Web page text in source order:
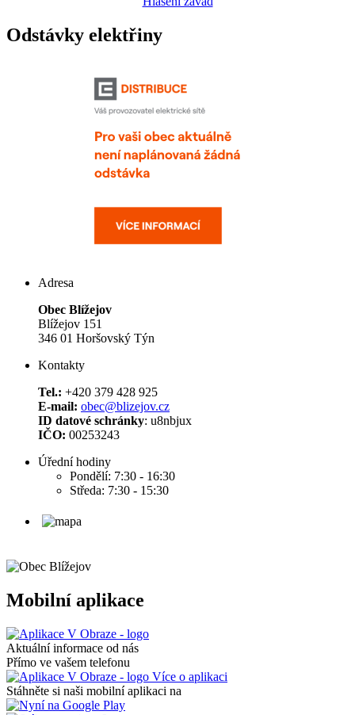
Odstávky elektřiny
Adresa
Obec Blížejov
Blížejov 151
346 01 Horšovský Týn
Kontakty
Tel.: +420 379 428 925
E-mail: obec@blizejov.cz
ID datové schránky: u8nbjux
IČO: 00253243
Úřední hodiny
Pondělí: 7:30 - 16:30
Středa: 7:30 - 15:30
Mobilní aplikace
Aktuální informace od nás
Přímo ve vašem telefonu
Více o aplikaci
Stáhněte si naši mobilní aplikaci na